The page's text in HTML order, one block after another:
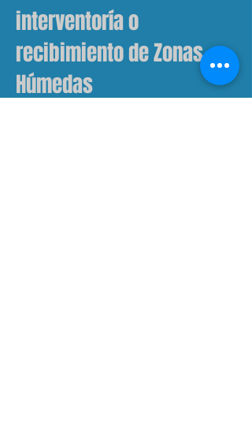
interventoría o
recibimiento deZonas
Húmedas